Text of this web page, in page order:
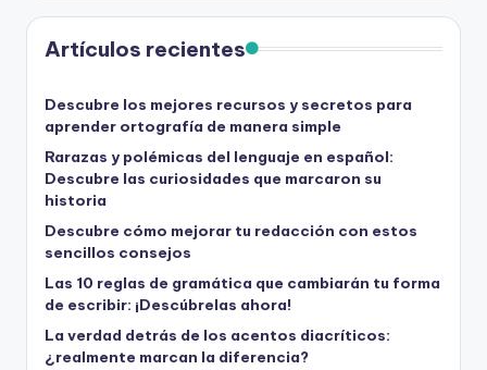
Artículos recientes
Descubre los mejores recursos y secretos para
aprender ortografía de manera simple
Rarazas y polémicas del lenguaje en español:
Descubre las curiosidades que marcaron su
historia
Descubre cómo mejorar tu redacción con estos
sencillos consejos
Las 10 reglas de gramática que cambiarán tu forma
de escribir: ¡Descúbrelas ahora!
La verdad detrás de los acentos diacríticos:
¿realmente marcan la diferencia?